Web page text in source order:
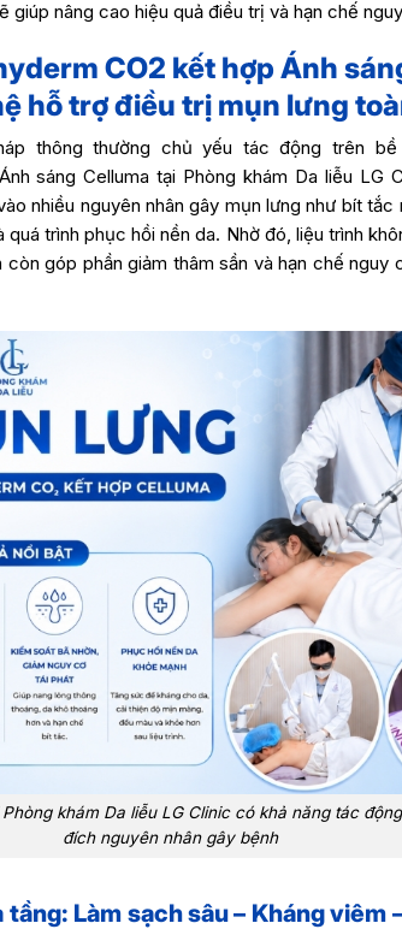
giúp nâng cao hiệu quả điều trị và hạn chế
CO2 kết hợp Ánh
hỗ trợ điều trị mụn lưng
thông thường chủ yếu tác động trên
sáng Celluma tại Phòng khám Da liễu LG
nhiều nguyên nhân gây mụn lưng như bít tắc
quá trình phục hồi nền da. Nhờ đó, liệu trình
còn góp phần giảm thâm sần và hạn chế nguy
khám Da liễu LG Clinic có khả năng tác
đích nguyên nhân gây bệnh
Làm sạch sâu – Kháng viêm